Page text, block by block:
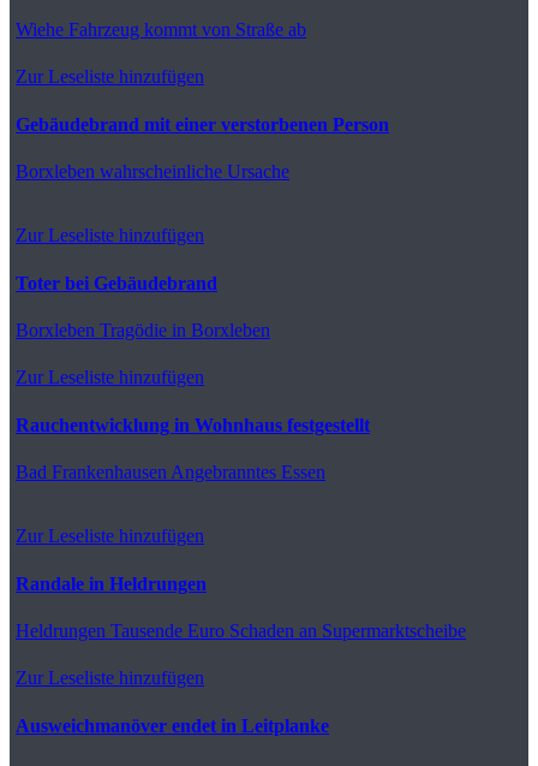
Wiehe Fahrzeug kommt von Straße ab
Zur Leseliste hinzufügen
Gebäudebrand mit einer verstorbenen Person
Borxleben wahrscheinliche Ursache
Zur Leseliste hinzufügen
Toter bei Gebäudebrand
Borxleben Tragödie in Borxleben
Zur Leseliste hinzufügen
Rauchentwicklung in Wohnhaus festgestellt
Bad Frankenhausen Angebranntes Essen
Zur Leseliste hinzufügen
Randale in Heldrungen
Heldrungen Tausende Euro Schaden an Supermarktscheibe
Zur Leseliste hinzufügen
Ausweichmanöver endet in Leitplanke